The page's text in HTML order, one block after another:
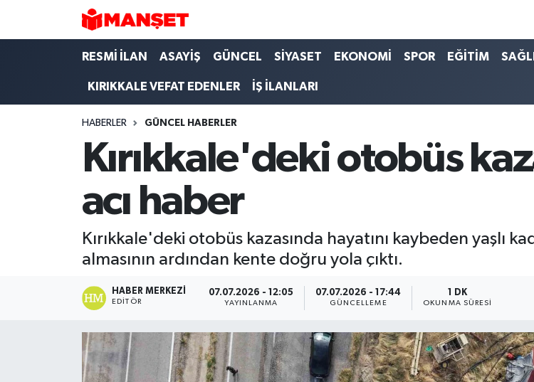
RESMİ İLAN ASAYİŞ GÜNCEL SİYASET EKONOMİ SPOR EĞİTİM
KIRIKKALE VEFAT EDENLER İŞ İLANLARI
HABERLER GÜNCEL HABERLER
Kırıkkale'deki otobüs
acı haber
Kırıkkale'deki otobüs kazasında hayatını kaybeden yaşlı
almasının ardından kente doğru yola çıktı.
HABER MERKEZI
EDITÖR
07.07.2026 - 12:05
YAYINLANMA
07.07.2026 - 17:44
GÜNCELLEME
1 DK
OKUNMA SÜRESI
Hava Durumu
Trafik Durumu
Süper Lig Puan Durumu ve Fikstür
Tüm Manşetler
Son Dakika Haberleri
Haber Arşivi